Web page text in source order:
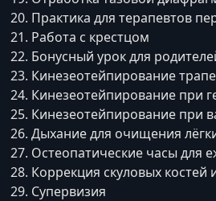
Практика для терапевтов
Работа с крестцом
Бонусный урок для
Кинезеотейпирование
Кинезеотейпирование при
Кинезеотейпирование при
Дыхание для очищения
Остеопатические часы для
Коррекция скуловых костей
Супервизия